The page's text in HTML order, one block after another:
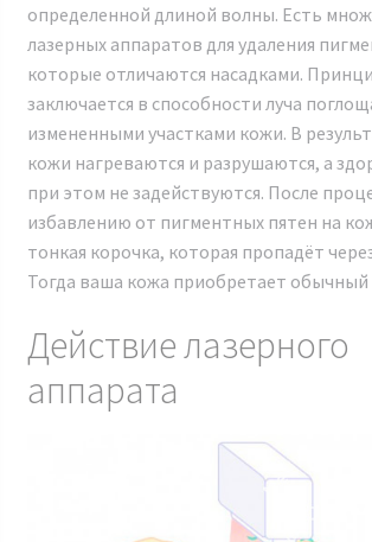
определенной длиной волны. Есть
лазерных аппаратов для удаления
которые отличаются насадками.
заключается в способности луча
измененными участками кожи. В
кожи нагреваются и разрушаются, а
при этом не задействуются. После
избавлению от пигментных пятен на
тонкая корочка, которая пропадёт
Тогда ваша кожа приобретает обычный
Действие лазерного
аппарата